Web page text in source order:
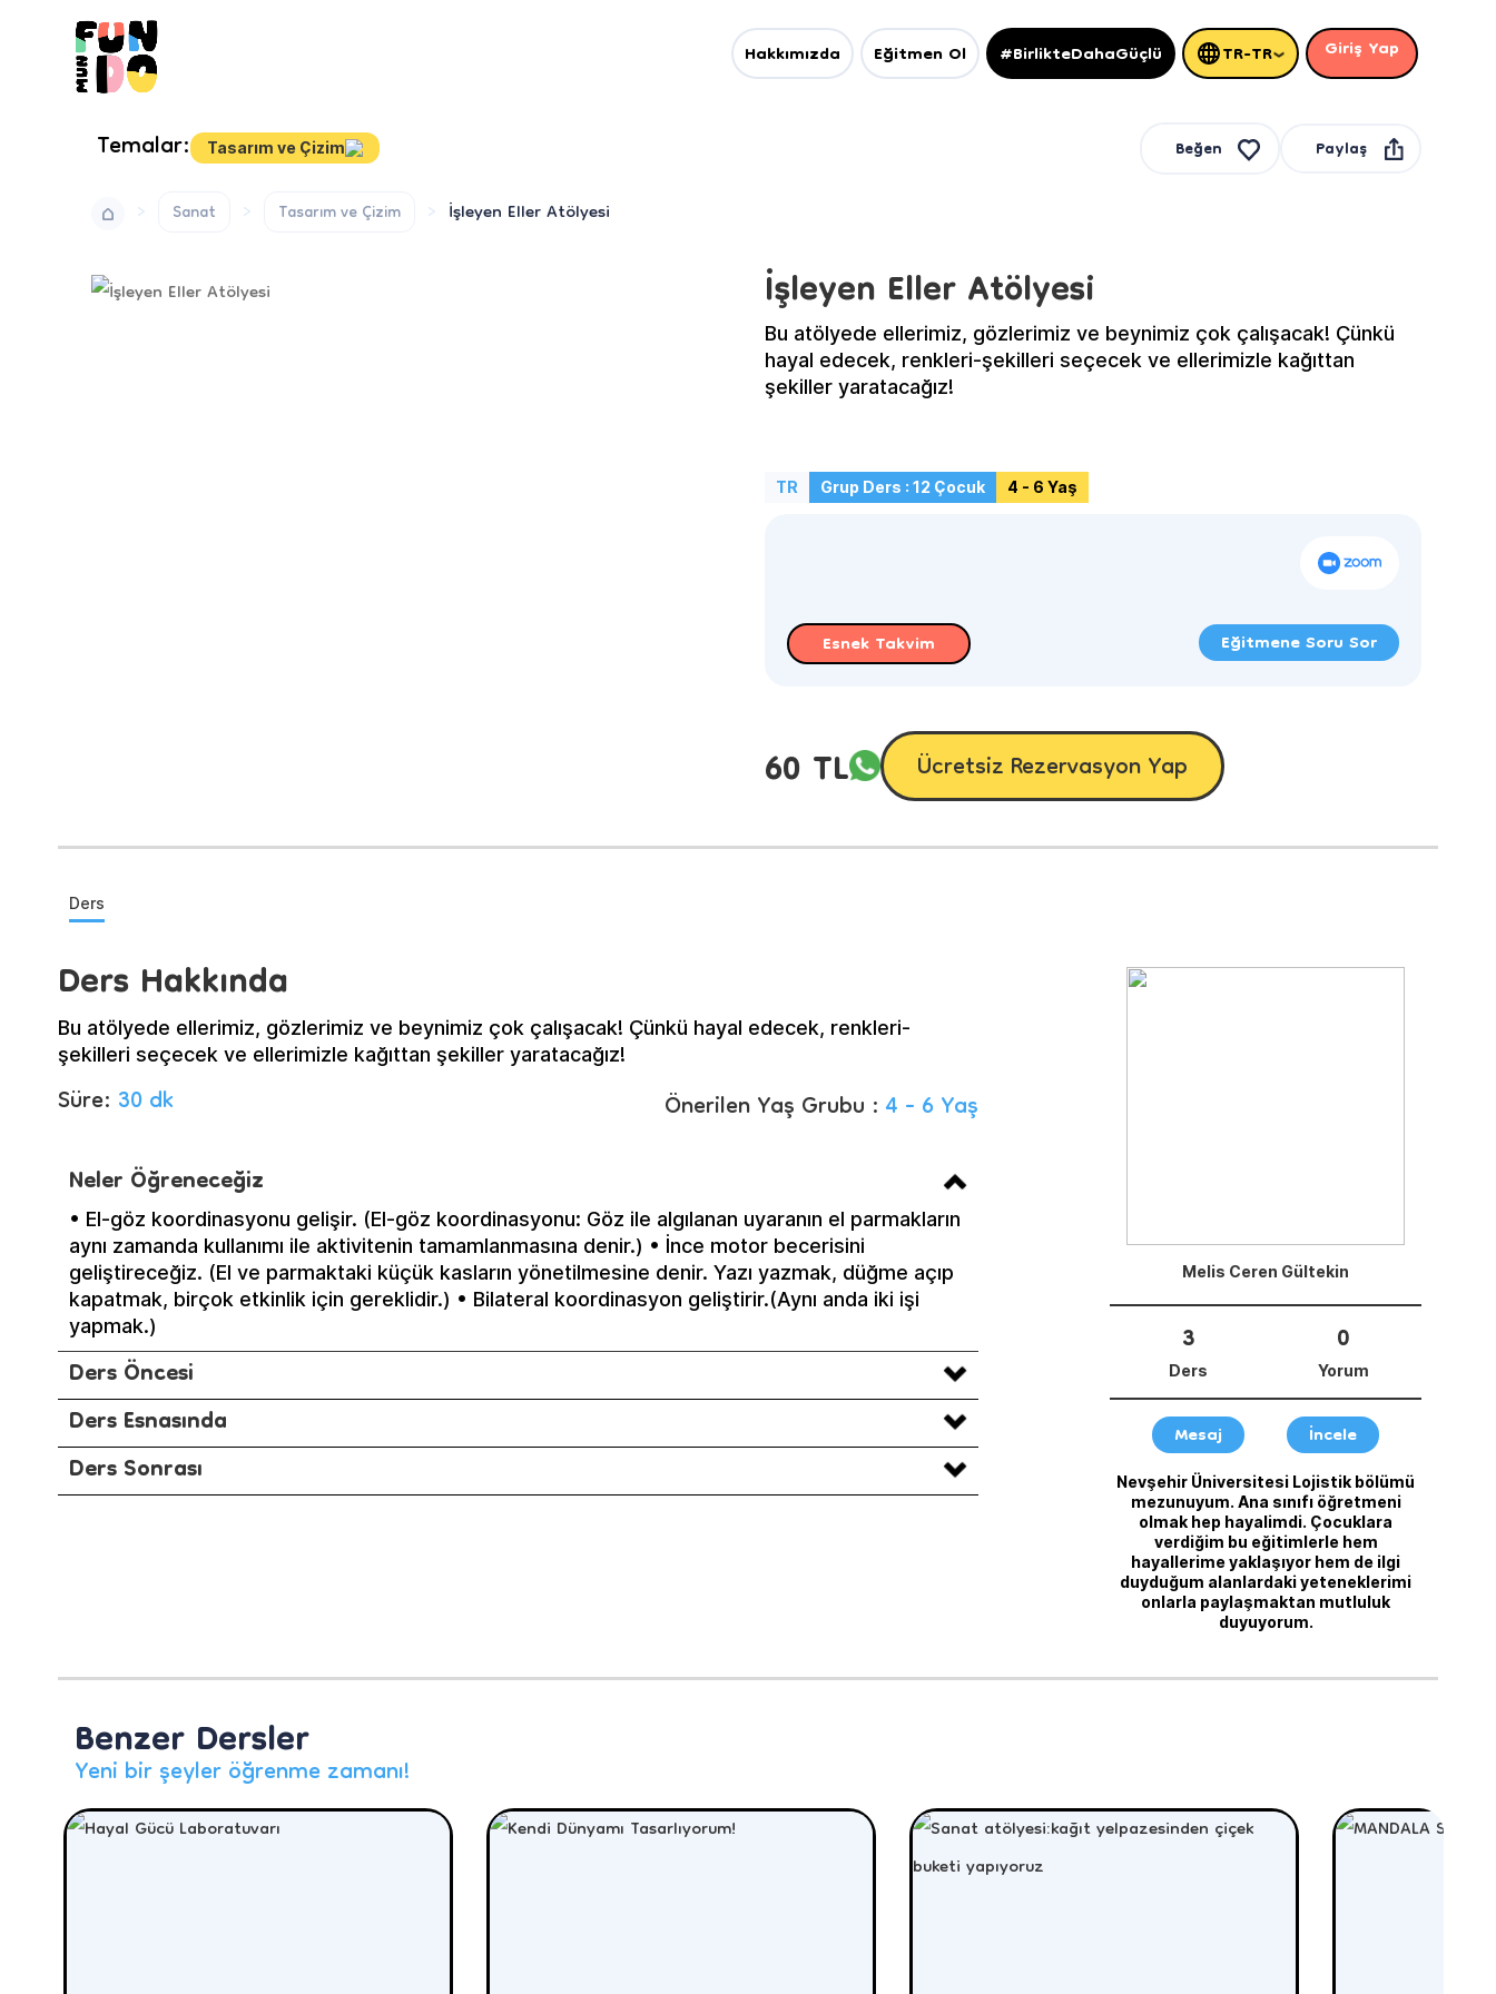
Hakkımızda Eğitmen Ol #BirlikteDahaGüçlü TR-TR Giriş Yap
Temalar: Tasarım ve Çizim Beğen
Paylaş
Sanat
Tasarım ve Çizim İşleyen Eller Atölyesi
İşleyen Eller Atölyesi
Bu atölyede ellerimiz, gözlerimiz ve beynimiz çok çalışacak! Çünkü
hayal edecek, renkleri-şekilleri seçecek ve ellerimizle kağıttan
şekiller yaratacağız!
TR Grup Ders : 12 Çocuk 4 - 6 Yaş
Esnek Takvim Eğitmene Soru Sor
60 TL Ücretsiz Rezervasyon Yap
Ders
Ders Hakkında
Bu atölyede ellerimiz, gözlerimiz ve beynimiz çok çalışacak! Çünkü hayal edecek, renkleri-
şekilleri seçecek ve ellerimizle kağıttan şekiller yaratacağız!
Süre:30 dk Önerilen Yaş Grubu :4 - 6 Yaş
Neler Öğreneceğiz
• El-göz koordinasyonu gelişir. (El-göz koordinasyonu: Göz ile algılanan uyaranın el parmakların
aynı zamanda kullanımı ile aktivitenin tamamlanmasına denir.) • İnce motor becerisini
geliştireceğiz. (El ve parmaktaki küçük kasların yönetilmesine denir. Yazı yazmak, düğme açıp
kapatmak, birçok etkinlik için gereklidir.) • Bilateral koordinasyon geliştirir.(Aynı anda iki işi
yapmak.)
Ders Öncesi
Ders Esnasında
Ders Sonrası
Melis Ceren Gültekin
3
Ders
0
Yorum
Mesaj İncele
Nevşehir Üniversitesi Lojistik bölümü
mezunuyum. Ana sınıfı öğretmeni
olmak hep hayalimdi. Çocuklara
verdiğim bu eğitimlerle hem
hayallerime yaklaşıyor hem de ilgi
duyduğum alanlardaki yeteneklerimi
onlarla paylaşmaktan mutluluk
duyuyorum.
Benzer Dersler
Yeni bir şeyler öğrenme zamanı!